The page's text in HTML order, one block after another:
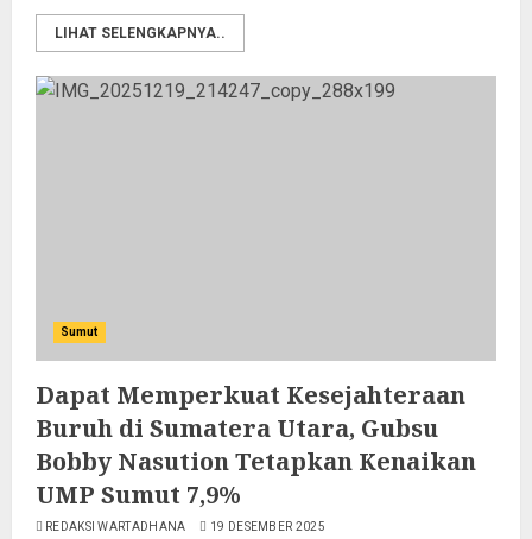
LIHAT SELENGKAPNYA..
Sumut
Dapat Memperkuat Kesejahteraan
Buruh di Sumatera Utara, Gubsu
Bobby Nasution Tetapkan Kenaikan
UMP Sumut 7,9%
REDAKSI WARTADHANA 19 DESEMBER 2025